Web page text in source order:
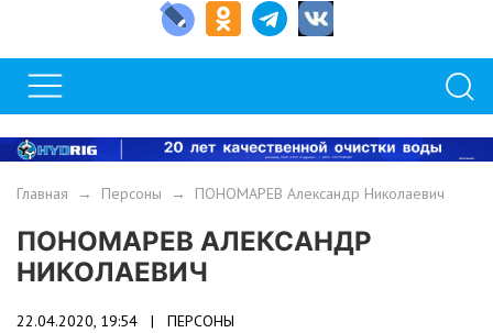
Главная → Персоны → ПОНОМАРЕВ Александр Николаевич
ПОНОМАРЕВ АЛЕКСАНДР
НИКОЛАЕВИЧ
22.04.2020, 19:54 | ПЕРСОНЫ